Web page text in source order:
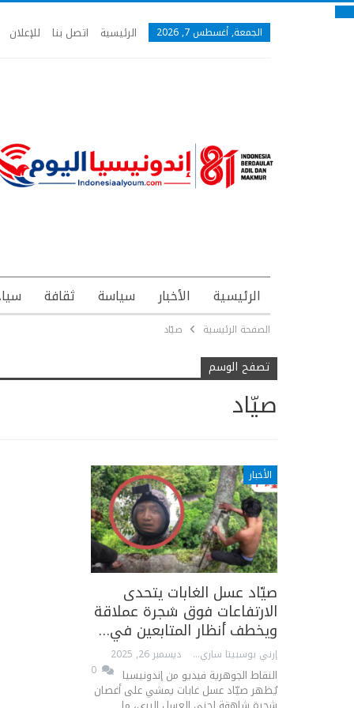
الجمعة, أغسطس 7, 2026 الرئيسية اتصل بنا للإعلان
الرئيسية الأخبار سياسة ثقافة
الصفحة الرئيسية صيّاد
تصفح الوسم
صيّاد
الأخبار
صيّاد عسل الغابات يتحدى
الارتفاعات فوق شجرة عملاقة
ويخطف أنظار المتابعين في…
إرني بوسبيتا ساري
ديسمبر 26, 2025
النقاط الجوهرية فيديو من إندونيسيا
يُظهر صيّاد عسل غابات يمشي على أغصان